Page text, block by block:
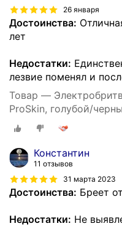
26 января
Достоинства:
лет
Недостатки:
лезвие поменял и
Товар —
ProSkin, голубой/
Константин
11 отзывов
31 марта 2023
Достоинства: Бреет
Недостатки: Не